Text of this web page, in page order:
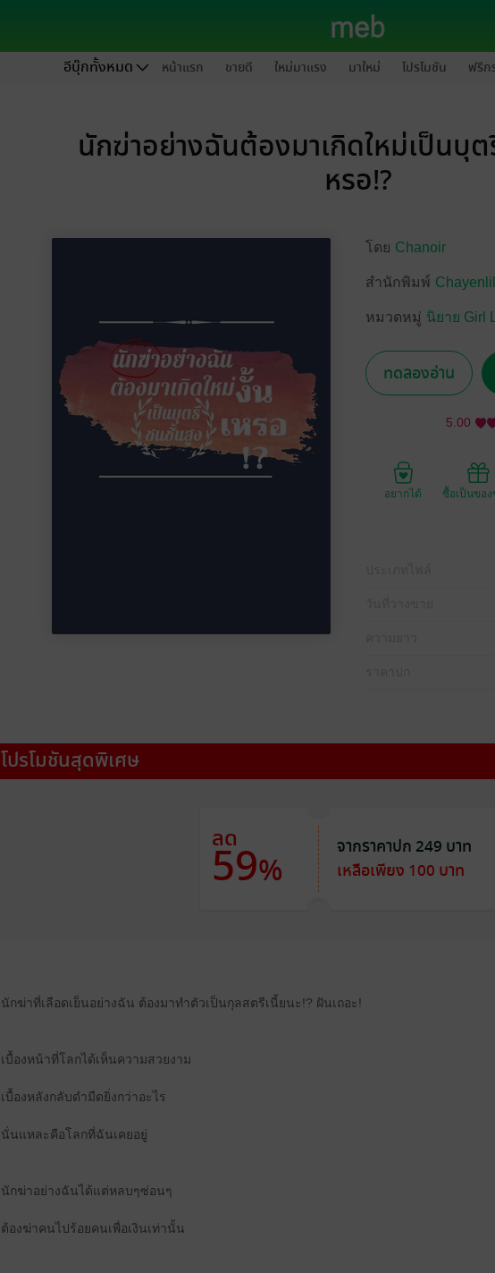
อีบุ๊กทั้งหมด หน้าแรก ขายดี ใหม่มาแรง มาใหม่ โปรโมชัน ฟรีก
นักฆ่าอย่างฉันต้องมาเกิดใหม่เป็นบุ
หรอ!?
โดย Chanoir
สำนักพิมพ์
หมวดหมู่ นิยาย Girl
ทดลองอ่าน
5.00
อยากได้ ซื้อเป็นขอ
โปรโมชันสุดพิเศษ
ลด
59%
จากราคาปก 249 บาท
เหลือเพียง 100 บาท
นักฆ่าที่เลือดเย็นอย่างฉัน ต้องมาทำตัวเป็นกุลสตรีเนี้ยนะ!? ฝันเถอะ!
เบื้องหน้าที่โลกได้เห็นความสวยงาม
เบื้องหลังกลับดำมืดยิ่งกว่าอะไร
นั่นแหละคือโลกที่ฉันเคยอยู่
นักฆ่าอย่างฉันได้แต่หลบๆซ่อนๆ
ต้องฆ่าคนไปร้อยคนเพื่อเงินเท่านั้น